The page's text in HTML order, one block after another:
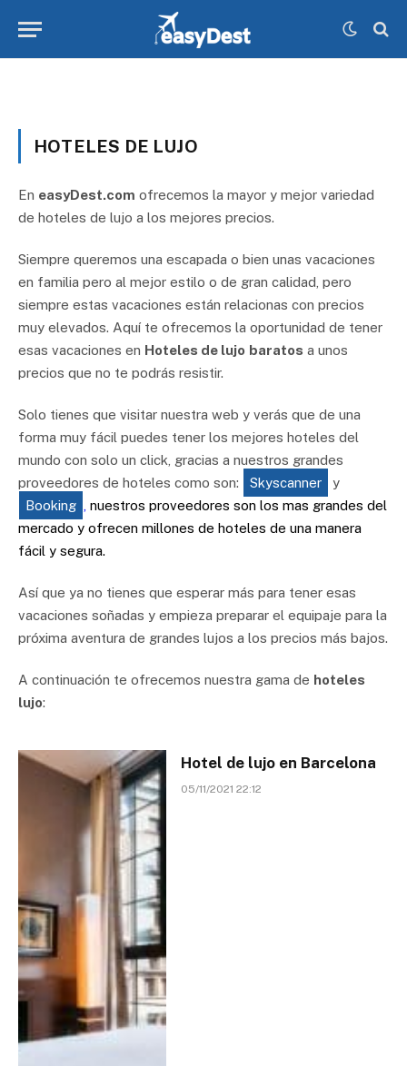
HOTELES DE LUJO
En easyDest.com ofrecemos la mayor y mejor variedad
de hoteles de lujo a los mejores precios.
Siempre queremos una escapada o bien unas vacaciones
en familia pero al mejor estilo o de gran calidad, pero
siempre estas vacaciones están relacionas con precios
muy elevados. Aquí te ofrecemos la oportunidad de tener
esas vacaciones en Hoteles de lujo baratos a unos
precios que no te podrás resistir.
Solo tienes que visitar nuestra web y verás que de una
forma muy fácil puedes tener los mejores hoteles del
mundo con solo un click, gracias a nuestros grandes
proveedores de hoteles como son:
Skyscanner
y
Booking , nuestros proveedores son los mas grandes del
mercado y ofrecen millones de hoteles de una manera
fácil y segura.
Así que ya no tienes que esperar más para tener esas
vacaciones soñadas y empieza preparar el equipaje para la
próxima aventura de grandes lujos a los precios más bajos.
A continuación te ofrecemos nuestra gama de hoteles
lujo:
Hotel de lujo en Barcelona
05/11/2021 22:12